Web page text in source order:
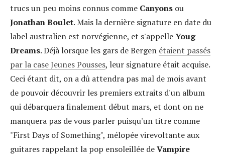
trucs un peu moins connus comme Canyons ou
Jonathan Boulet. Mais la dernière signature en date du
label australien est norvégienne, et s'appelleYoug
Dreams. Déjà lorsque les gars de Bergen étaient passés
par la case Jeunes Pousses, leur signature était acquise.
Ceci étant dit, on a dû attendra pas mal de mois avant
de pouvoir découvrir les premiers extraits d'un album
qui débarquera finalement début mars, et dont on ne
manquera pas de vous parler puisqu'un titre comme
"First Days of Something", mélopée virevoltante aux
guitares rappelant la pop ensoleillée deVampire